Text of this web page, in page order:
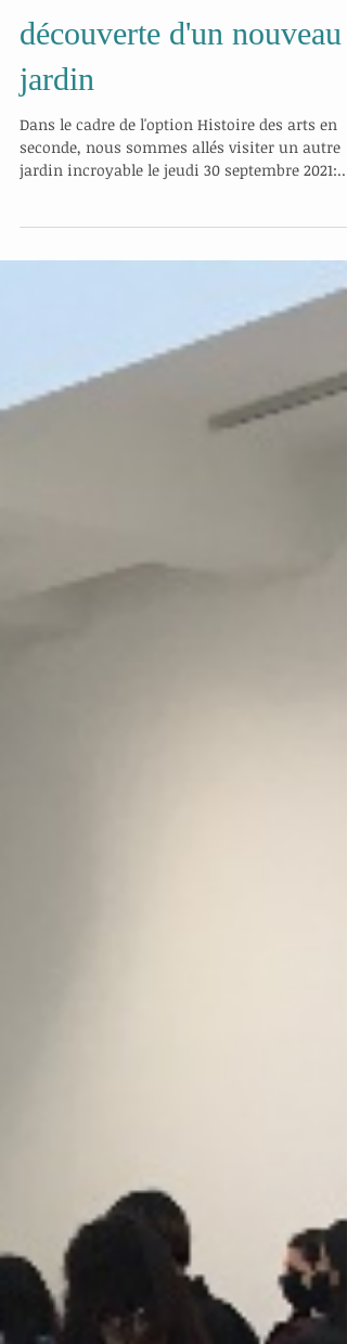
Histoire des arts: A la
découverte d'un nouveau
jardin
Dans le cadre de l'option Histoire des arts en
seconde, nous sommes allés visiter un autre